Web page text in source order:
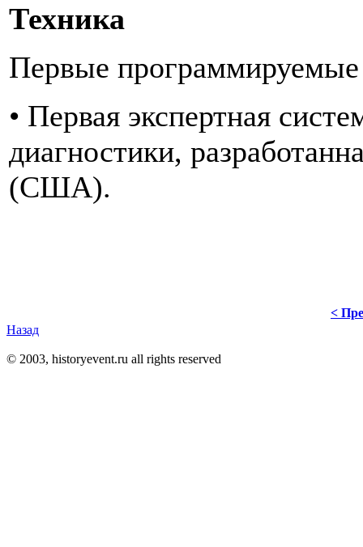
Техника
Первые
• Первая экспертная
диагностики,
(США).
<
Назад
© 2003, historyevent.ru all rights reserved